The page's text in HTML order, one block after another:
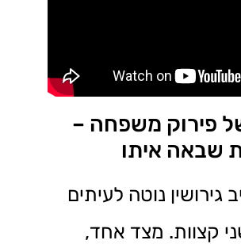
פירוק משפחה –
שבאה איתו
גירושין נוטה לעיתים
קצוות. מצד אחד,